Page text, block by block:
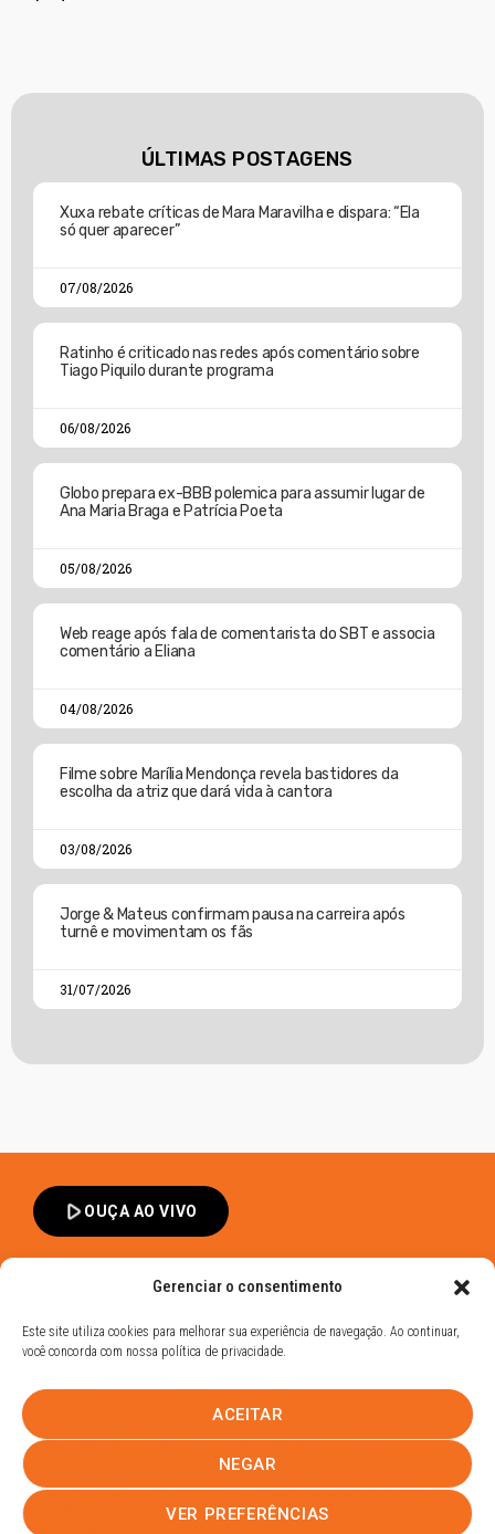
Gerenciar o consentimento
Este site utiliza cookies para melhorar sua experiência de navegação. Ao continuar,
você concorda com nossa política de privacidade.
ACEITAR
NEGAR
VER PREFERÊNCIAS
ÚLTIMAS POSTAGENS
Xuxa rebate críticas de Mara Maravilha e dispara: “Ela
só quer aparecer”
07/08/2026
Ratinho é criticado nas redes após comentário sobre
Tiago Piquilo durante programa
06/08/2026
Globo prepara ex-BBB polemica para assumir lugar de
Ana Maria Braga e Patrícia Poeta
05/08/2026
Web reage após fala de comentarista do SBT e associa
comentário a Eliana
04/08/2026
Filme sobre Marília Mendonça revela bastidores da
escolha da atriz que dará vida à cantora
03/08/2026
Jorge & Mateus confirmam pausa na carreira após
turnê e movimentam os fãs
31/07/2026
play_arrowOUÇA AO VIVO
Política de Privacidade
UHOST
PROMOÇÕESEQUIPENOTÍCIASCONTATO